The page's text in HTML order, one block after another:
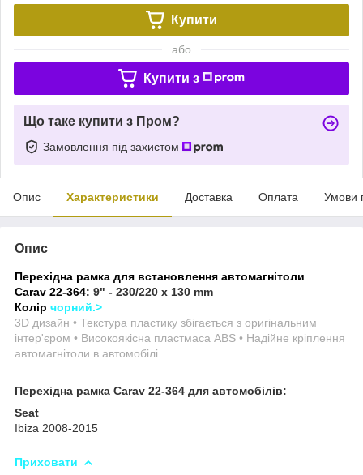
Купити
або
Купити з
Що таке купити з Пром?
Замовлення під захистом
Опис Характеристики Доставка Оплата Умови
Опис
Перехідна рамка для встановлення автомагнітоли
Carav 22-364: 9" - 230/220 x 130 mm
Колір чорний.>
3D дизайн • Текстура пластику збігається з оригінальним
інтер'єром • Високоякісна пластмаса ABS • Надійне кріплення
автомагнітоли в автомобілі
Перехідна рамка Carav 22-364 для автомобілів:
Seat
Ibiza 2008-2015
Приховати